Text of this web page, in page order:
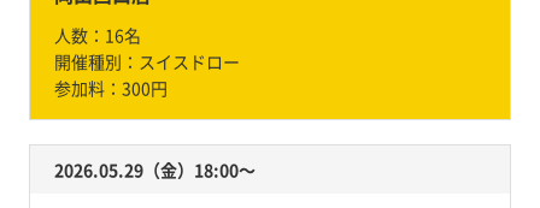
人数： 16名
開催種別： スイスドロー
参加料： 300円
2026.05.29（金）18:00〜